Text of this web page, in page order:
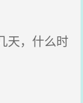
天，什么时